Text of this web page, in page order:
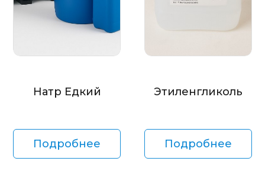
Натр Едкий
Подробнее
Этиленгликоль
Подробнее